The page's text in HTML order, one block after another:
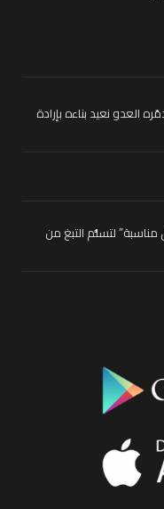
العدو نعيد بناءه بإرادة
لتسلُّم التبغ من